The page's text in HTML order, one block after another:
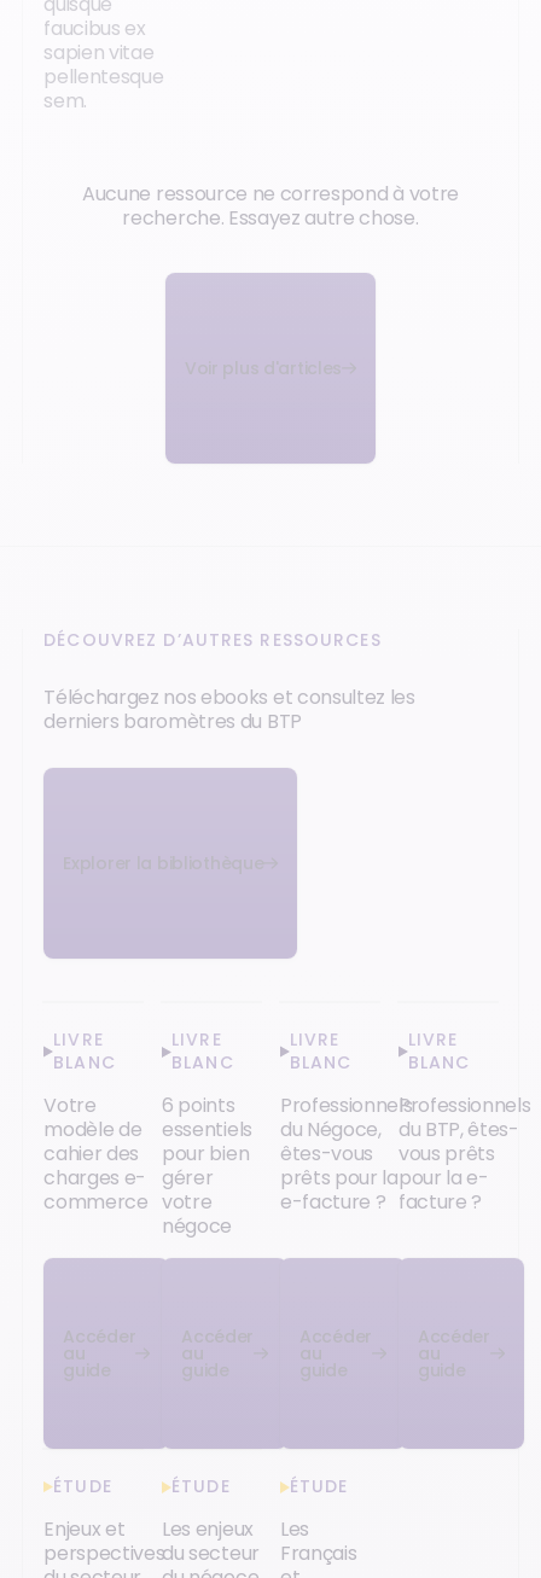
faucibus ex
sapien vitae
pellentesque
sem.
Aucune ressource ne correspond à votre
recherche. Essayez autre chose.
Voir plus d'articles
DÉCOUVREZ D’AUTRES RESSOURCES
Téléchargez nos ebooks et consultez les
derniers baromètres du BTP
Explorer la bibliothèque
LIVRE
BLANC
Votre
modèle de
cahier des
charges e-
commerce
Accéder
au
guide
LIVRE
BLANC
6 points
essentiels
pour bien
gérer
votre
négoce
Accéder
au
guide
LIVRE
BLANC
Professionnels
du Négoce,
êtes-vous
prêts pour la
e-facture ?
Accéder
au
guide
LIVRE
BLANC
Professionnels
du BTP, êtes-
vous prêts
pour la e-
facture ?
Accéder
au
guide
ÉTUDE
Enjeux et
perspectives
ÉTUDE
Les enjeux
du secteur
ÉTUDE
Les
Français